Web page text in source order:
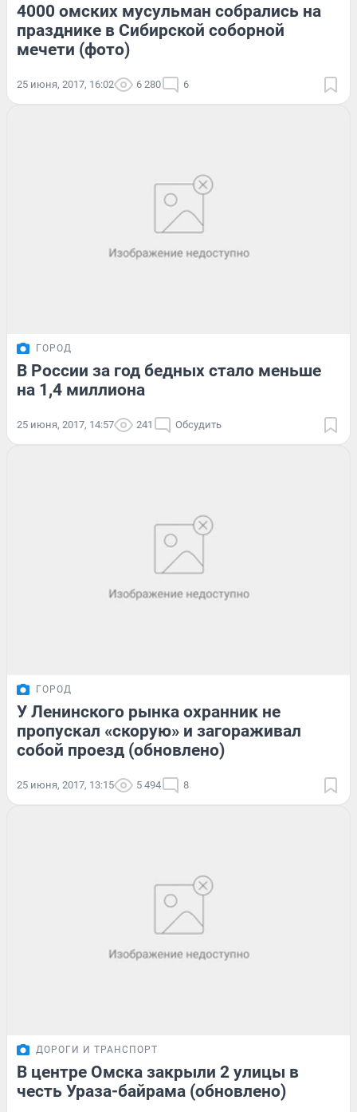
4000 омских мусульман собрались на
празднике в Сибирской соборной
мечети (фото)
25 июня, 2017, 16:02 6 280 6
ГОРОД
В России за год бедных стало меньше
на 1,4 миллиона
25 июня, 2017, 14:57 241 Обсудить
ГОРОД
У Ленинского рынка охранник не
пропускал «скорую» и загораживал
собой проезд (обновлено)
25 июня, 2017, 13:15 5 494 8
ДОРОГИ И ТРАНСПОРТ
В центре Омска закрыли 2 улицы в
честь Ураза-байрама (обновлено)